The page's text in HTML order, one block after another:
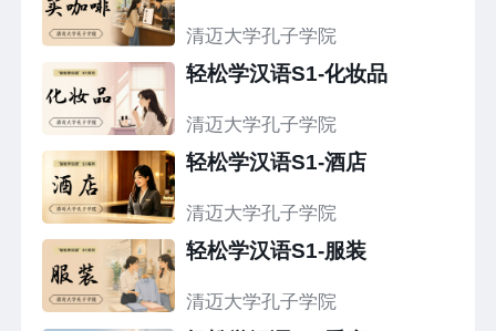
清迈大学孔子学院
轻松学汉语S1-化妆品
清迈大学孔子学院
轻松学汉语S1-酒店
清迈大学孔子学院
轻松学汉语S1-服装
清迈大学孔子学院